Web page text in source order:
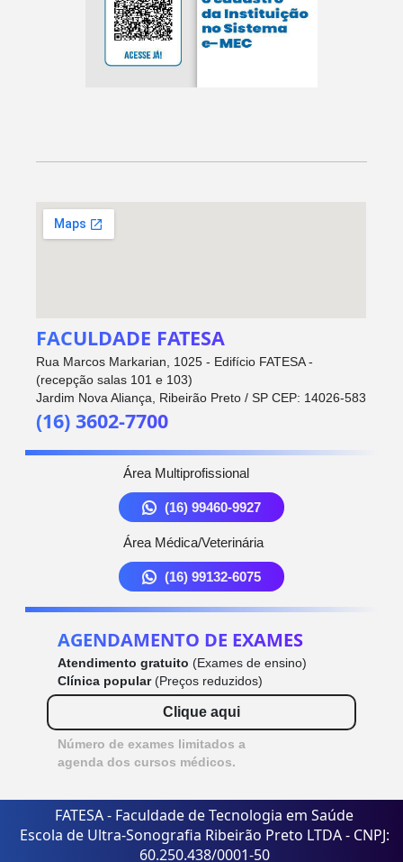
FACULDADE FATESA
Rua Marcos Markarian, 1025 - Edifício FATESA -
(recepção salas 101 e 103)
Jardim Nova Aliança, Ribeirão Preto / SP CEP: 14026-583
(16) 3602-7700
Área Multiprofissional
(16) 99460-9927
Área Médica/Veterinária
(16) 99132-6075
AGENDAMENTO DE EXAMES
Atendimento gratuito (Exames de ensino)
Clínica popular(Preços reduzidos)
Clique aqui
Número de exames limitados a
agenda dos cursos médicos.
FATESA - Faculdade de Tecnologia em Saúde
Escola de Ultra-Sonografia Ribeirão Preto LTDA - CNPJ:
60.250.438/0001-50